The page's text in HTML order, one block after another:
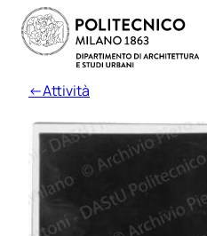
←Attività